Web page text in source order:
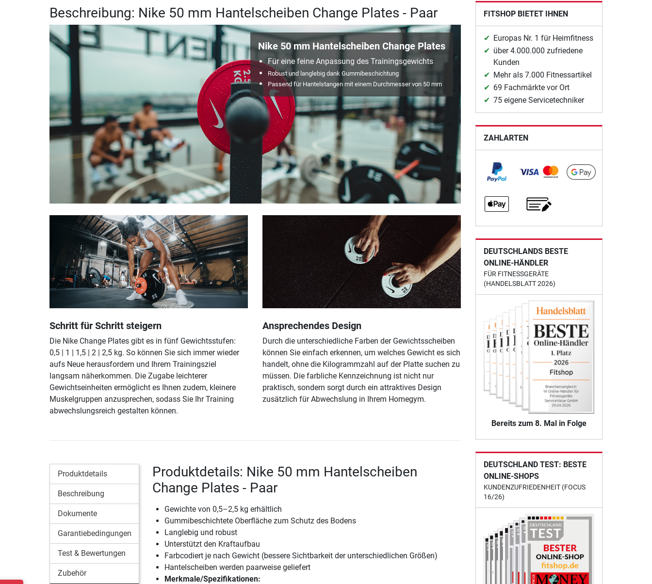
Beschreibung: Nike 50 mm Hantelscheiben Change Plates - Paar
Nike 50 mm Hantelscheiben Change Plates
Für eine feine Anpassung des Trainingsgewichts
Robust und langlebig dank Gummibeschichtung
Passend für Hantelstangen mit einem Durchmesser von 50 mm
Schritt für Schritt steigern
Die Nike Change Plates gibt es in fünf Gewichtsstufen:
0,5 | 1 | 1,5 | 2 | 2,5 kg. So können Sie sich immer wieder
aufs Neue herausfordern und Ihrem Trainingsziel
langsam näherkommen. Die Zugabe leichterer
Gewichtseinheiten ermöglicht es Ihnen zudem, kleinere
Muskelgruppen anzusprechen, sodass Sie Ihr Training
abwechslungsreich gestalten können.
Ansprechendes Design
Durch die unterschiedliche Farben der Gewichtsscheiben
können Sie einfach erkennen, um welches Gewicht es sich
handelt, ohne die Kilogrammzahl auf der Platte suchen zu
müssen. Die farbliche Kennzeichnung ist nicht nur
praktisch, sondern sorgt durch ein attraktives Design
zusätzlich für Abwechslung in Ihrem Homegym.
Produktdetails
Beschreibung
Dokumente
Garantiebedingungen
Test & Bewertungen
Zubehör
Produktdetails: Nike 50 mm Hantelscheiben
Change Plates - Paar
Gewichte von 0,5–2,5 kg erhältlich
Gummibeschichtete Oberfläche zum Schutz des Bodens
Langlebig und robust
Unterstützt den Kraftaufbau
Farbcodiert je nach Gewicht (bessere Sichtbarkeit der unterschiedlichen Größen)
Hantelscheiben werden paarweise geliefert
Merkmale/Spezifikationen:
FITSHOP BIETET IHNEN
Europas Nr. 1 für Heimfitness
über 4.000.000 zufriedene
Kunden
Mehr als 7.000 Fitnessartikel
69 Fachmärkte vor Ort
75 eigene Servicetechniker
ZAHLARTEN
DEUTSCHLANDS BESTE
ONLINE-HÄNDLER
FÜR FITNESSGERÄTE
(HANDELSBLATT 2026)
Bereits zum 8. Mal in Folge
DEUTSCHLAND TEST: BESTE
ONLINE-SHOPS
KUNDENZUFRIEDENHEIT (FOCUS
16/26)